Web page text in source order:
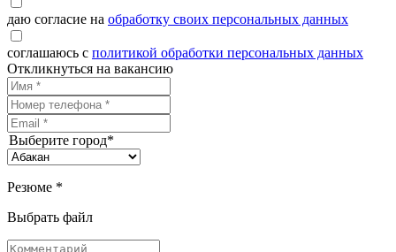
даю согласие на обработку своих персональных данных
соглашаюсь с политикой обработки персональных данных
Откликнуться на вакансию
Выберите город*
Резюме *
Выбрать файл